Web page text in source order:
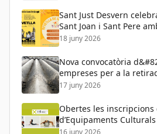
Sant Just Desvern
Sant Joan i Sant Pere
per a tots els públics
18 juny 2026
Nova convocatòria
empreses per a la
17 juny 2026
Obertes les inscripcions
d’Equipaments
16 juny 2026